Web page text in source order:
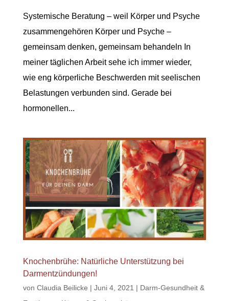
Systemische Beratung – weil Körper und Psyche
zusammengehören Körper und Psyche –
gemeinsam denken, gemeinsam behandeln In
meiner täglichen Arbeit sehe ich immer wieder,
wie eng körperliche Beschwerden mit seelischen
Belastungen verbunden sind. Gerade bei
hormonellen...
Knochenbrühe: Natürliche Unterstützung bei
Darmentzündungen!
von Claudia Beilicke | Juni 4, 2021 | Darm-Gesundheit &